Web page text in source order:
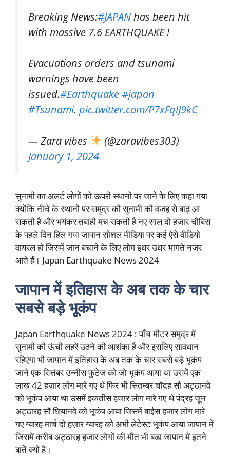
Breaking News:#JAPANhas been hit
with massive 7.6 EARTHQUAKE !
Evacuations orders and tsunami
warnings have been
issued.#Earthquake#japan
#Tsunami. pic.twitter.com/P7xFqlJ9kC
— Zara vibes
(@zaravibes303)
January 1, 2024
सुनामी का अलर्ट लोगों को ऊपरी स्थानों पर जाने के लिए कहा गया
क्योंकि नीचे के स्थानों पर समुद्र की सुनामी की वजह से बाढ़ आ
सकती है और भयंकर तबाही मच सकती है नए साल दो हज़ार चौबिस
के पहले दिन हिल गया जापान सोशल मीडिया पर कई ऐसे वीडियो
वायरल हो जिसमें जान बचाने के लिए लोग इधर उधर भागते नजर
आते हैं। Japan Earthquake News 2024
जापान में इतिहास के अब तक के चार
सबसे बड़े भूकंप
Japan Earthquake News 2024 : पाँच मीटर समुद्र में
सुनामी की ऊंची लहरें उठने की आशंका है और इसलिए सावधान
रहिएगा भी जापान में इतिहास के अब तक के चार सबसे बड़े भूकंप
जाने एक सितंबर उन्नीस फुटेज को जो भूकंप आया था उसमें एक
लाख 42 हजार लोग मारे गए थे फिर भी सितम्बर चौदह सौ अट्ठानवे
को भूकंप आया था उसमें इकतीस हजार लोग मारे गए थे पंद्रह जून
अट्ठारह सौ छियानवे को भूकंप आया जिसमें बाईस हजार लोग मारे
गए ग्यारह मार्च दो हज़ार ग्यारह को अभी लेटेस्ट भूकंप आया जापान में
जिसमें करीब अट्ठारह हजार लोगों की मौत भी बडा जापान में इतने
बातें क्यों है।